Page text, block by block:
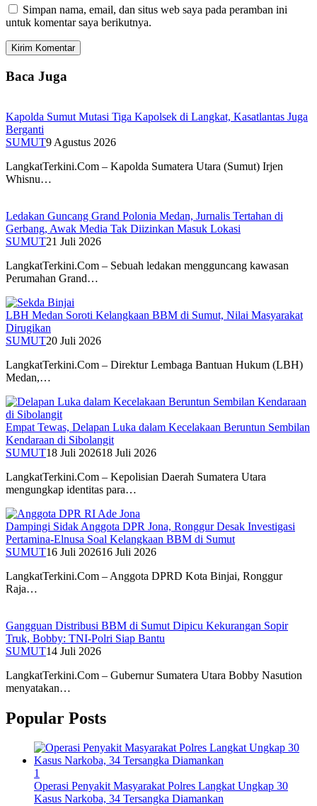
Simpan nama, email, dan situs web saya pada peramban ini
untuk komentar saya berikutnya.
Baca Juga
Kapolda Sumut Mutasi Tiga Kapolsek di Langkat, Kasatlantas Juga
Berganti
SUMUT9 Agustus 2026
LangkatTerkini.Com – Kapolda Sumatera Utara (Sumut) Irjen
Whisnu…
Ledakan Guncang Grand Polonia Medan, Jurnalis Tertahan di
Gerbang, Awak Media Tak Diizinkan Masuk Lokasi
SUMUT21 Juli 2026
LangkatTerkini.Com – Sebuah ledakan mengguncang kawasan
Perumahan Grand…
LBH Medan Soroti Kelangkaan BBM di Sumut, Nilai Masyarakat
Dirugikan
SUMUT20 Juli 2026
LangkatTerkini.Com – Direktur Lembaga Bantuan Hukum (LBH)
Medan,…
Empat Tewas, Delapan Luka dalam Kecelakaan Beruntun Sembilan
Kendaraan di Sibolangit
SUMUT18 Juli 202618 Juli 2026
LangkatTerkini.Com – Kepolisian Daerah Sumatera Utara
mengungkap identitas para…
Dampingi Sidak Anggota DPR Jona, Ronggur Desak Investigasi
Pertamina-Elnusa Soal Kelangkaan BBM di Sumut
SUMUT16 Juli 202616 Juli 2026
LangkatTerkini.Com – Anggota DPRD Kota Binjai, Ronggur
Raja…
Gangguan Distribusi BBM di Sumut Dipicu Kekurangan Sopir
Truk, Bobby: TNI-Polri Siap Bantu
SUMUT14 Juli 2026
LangkatTerkini.Com – Gubernur Sumatera Utara Bobby Nasution
menyatakan…
Popular Posts
1
Operasi Penyakit Masyarakat Polres Langkat Ungkap 30
Kasus Narkoba, 34 Tersangka Diamankan